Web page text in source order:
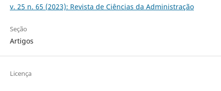
v. 25 n. 65 (2023): Revista de Ciências da Administração
Seção
Artigos
Licença